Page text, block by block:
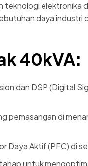
elektronika
daya industri
40kVA:
dan DSP (Digital
pemasangan di
Daya Aktif (PFC) di
untuk